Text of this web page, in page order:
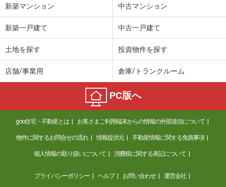
新築マンション 中古マンション
新築一戸建て 中古一戸建て
土地を探す 投資物件を探す
店舗/事業用 倉庫/トランクルーム
PC版へ
goo住宅・不動産とは お客さまご利用端末からの情報の外部送信について
物件に関するお問合せの流れ 情報提供元 不動産情報に関する免責事項
個人情報の取り扱いについて 消費税に関する表記について
プライバシーポリシー ヘルプ お問い合わせ 運営会社